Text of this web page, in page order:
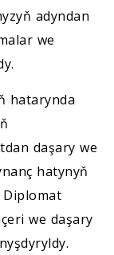
adyndan
we
hatarynda
daşary we
hatynyň
we daşary